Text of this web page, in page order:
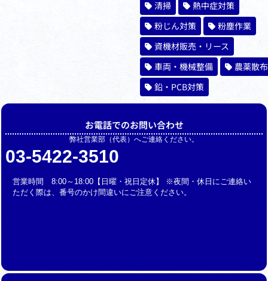
清掃
熱中症対策
粉じん対策
粉塵作業
資機材販売・リース
車両・機械整備
農薬散布
鉛・PCB対策
お電話でのお問い合わせ
弊社営業部（代表）へご連絡ください。
03-5422-3510
営業時間 8:00～18:00【日曜・祝日定休】 ※夜間・休日にご連絡い
ただく際は、番号のかけ間違いにご注意ください。